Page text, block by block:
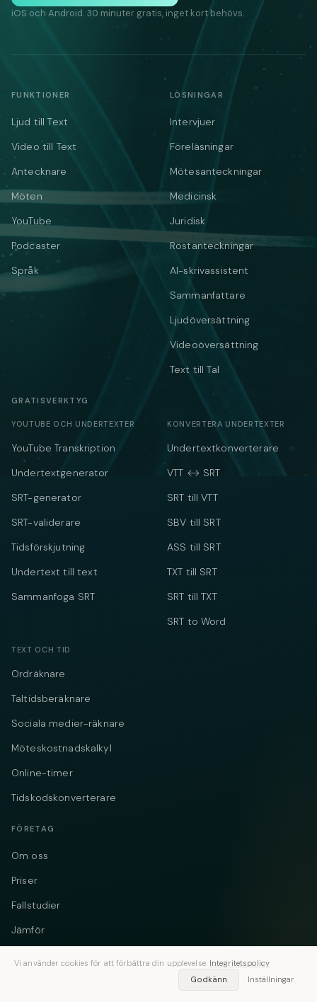
iOS och Android. 30 minuter gratis, inget kort behövs.
FUNKTIONER
Ljud till Text
Video till Text
Antecknare
Möten
YouTube
Podcaster
Språk
LÖSNINGAR
Intervjuer
Föreläsningar
Mötesanteckningar
Medicinsk
Juridisk
Röstanteckningar
AI-skrivassistent
Sammanfattare
Ljudöversättning
Videoöversättning
Text till Tal
GRATISVERKTYG
YOUTUBE OCH UNDERTEXTER
YouTube Transkription
Undertextgenerator
SRT-generator
SRT-validerare
Tidsförskjutning
Undertext till text
Sammanfoga SRT
KONVERTERA UNDERTEXTER
Undertextkonverterare
VTT ↔ SRT
SRT till VTT
SBV till SRT
ASS till SRT
TXT till SRT
SRT till TXT
SRT to Word
TEXT OCH TID
Ordräknare
Taltidsberäknare
Sociala medier-räknare
Möteskostnadskalkyl
Online-timer
Tidskodskonverterare
FÖRETAG
Om oss
Priser
Fallstudier
Jämför
Vi använder cookies för att förbättra din upplevelse. Integritetspolicy
Godkänn
Inställningar